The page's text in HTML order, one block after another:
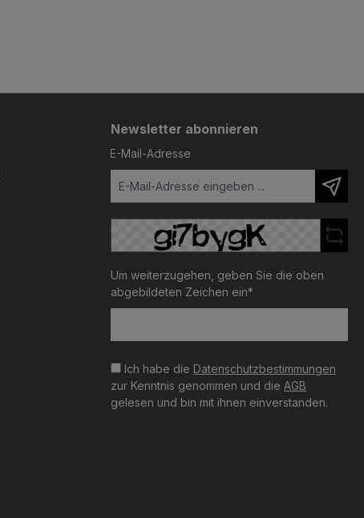
Newsletter abonnieren
E-Mail-Adresse
Um weiterzugehen, geben Sie die oben
abgebildeten Zeichen ein*
Ich habe die Datenschutzbestimmungen
zur Kenntnis genommen und die AGB
gelesen und bin mit ihnen einverstanden.